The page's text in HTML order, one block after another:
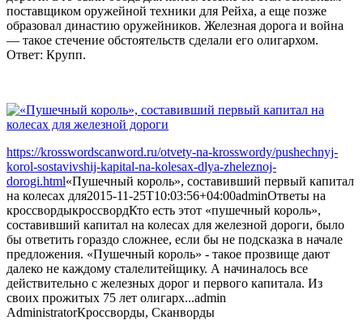
поставщиком оружейной техники для Рейха, а еще позже
образовал династию оружейников. Железная дорога и война
— такое стечение обстоятельств сделали его олигархом.
Ответ: Крупп.
https://krosswordscanword.ru/otvety-na-krosswordy/pushechnyj-
korol-sostavivshij-kapital-na-kolesax-dlya-zheleznoj-
dorogi.html«Пушечный король», составивший первый капитал
на колесах для2015-11-25T10:03:56+04:00adminОтветы на
кроссвордыкроссвордКто есть этот «пушечный король»,
составивший капитал на колесах для железной дороги, было
бы ответить гораздо сложнее, если бы не подсказка в начале
предложения. «Пушечный король» - такое прозвище дают
далеко не каждому сталелитейщику. А начиналось все
действительно с железных дорог и первого капитала. Из
своих прожитых 75 лет олигарх...admin
AdministratorКроссворды, Сканворды